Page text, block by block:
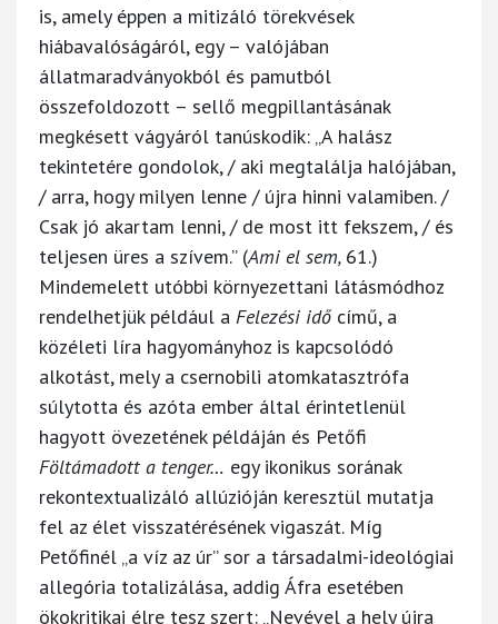
is, amely éppen a mitizáló törekvések
hiábavalóságáról, egy – valójában
állatmaradványokból és pamutból
összefoldozott – sellő megpillantásának
megkésett vágyáról tanúskodik: „A halász
tekintetére gondolok, / aki megtalálja halójában,
/ arra, hogy milyen lenne / újra hinni valamiben. /
Csak jó akartam lenni, / de most itt fekszem, / és
teljesen üres a szívem.” (Ami el sem, 61.)
Mindemelett utóbbi környezettani látásmódhoz
rendelhetjük például a Felezési idő című, a
közéleti líra hagyományhoz is kapcsolódó
alkotást, mely a csernobili atomkatasztrófa
súlytotta és azóta ember által érintetlenül
hagyott övezetének példáján és Petőfi
Föltámadott a tenger… egy ikonikus sorának
rekontextualizáló allúzióján keresztül mutatja
fel az élet visszatérésének vigaszát. Míg
Petőfinél „a víz az úr” sor a társadalmi-ideológiai
allegória totalizálása, addig Áfra esetében
ökokritikai élre tesz szert: „Nevével a hely újra